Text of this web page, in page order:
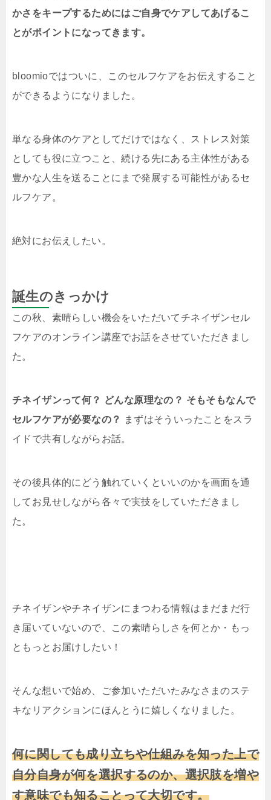
かさをキープするためにはご自身でケアしてあげるこ
とがポイントになってきます。
bloomioではついに、このセルフケアをお伝えすること
ができるようになりました。
単なる身体のケアとしてだけではなく、ストレス対策
としても役に立つこと、続ける先にある主体性がある
豊かな人生を送ることにまで発展する可能性があるセ
ルフケア。
絶対にお伝えしたい。
誕生のきっかけ
この秋、素晴らしい機会をいただいてチネイザンセル
フケアのオンライン講座でお話をさせていただきまし
た。
チネイザンって何？ どんな原理なの？ そもそもなんで
セルフケアが必要なの？
まずはそういったことをスラ
イドで共有しながらお話。
その後具体的にどう触れていくといいのかを画面を通
してお見せしながら各々で実技をしていただきまし
た。
チネイザンやチネイザンにまつわる情報はまだまだ行
き届いていないので、この素晴らしさを何とか・もっ
ともっとお届けしたい！
そんな想いで始め、ご参加いただいたみなさまのステ
キなリアクションにほんとうに嬉しくなりました。
何に関しても成り立ちや仕組みを知った上で
自分自身が何を選択するのか、選択肢を増や
す意味でも知ることって大切です。